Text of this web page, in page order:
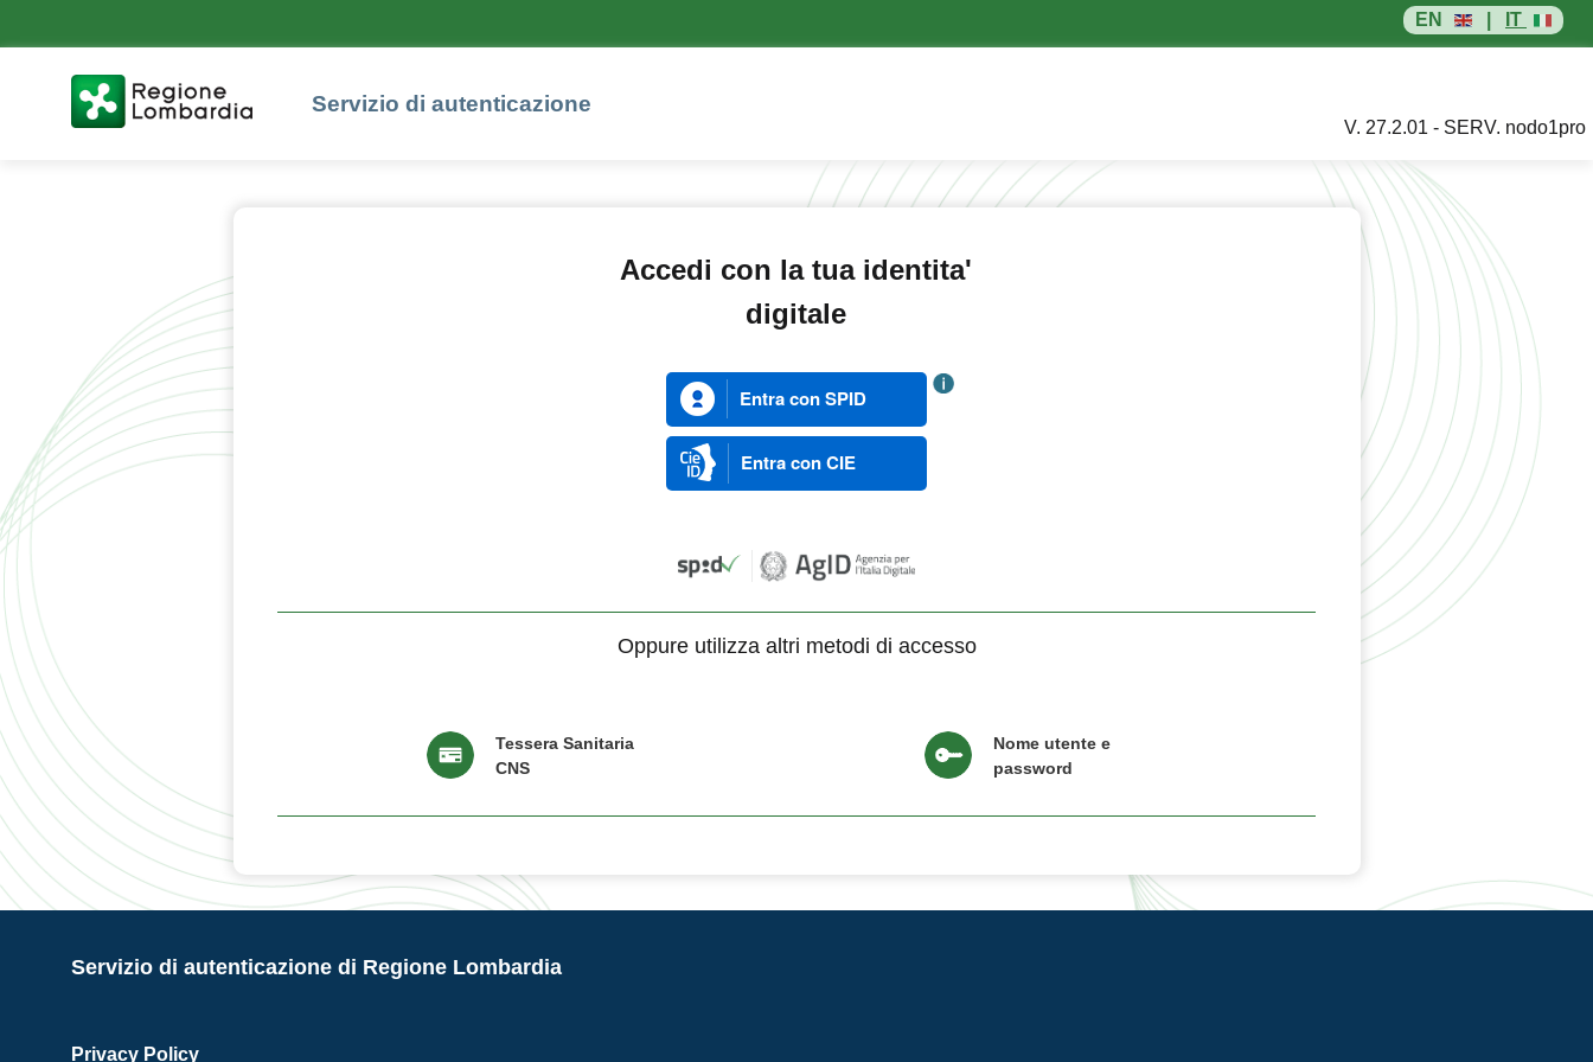
EN IT
Servizio di autenticazione
V. 27.2.01 - SERV. nodo1pro
Accedi con la tua identita'
digitale
Entra con SPID
Entra con CIE
Oppure utilizza altri metodi di accesso
Tessera Sanitaria
CNS
Nome utente e
password
Servizio di autenticazione di Regione Lombardia
Privacy Policy